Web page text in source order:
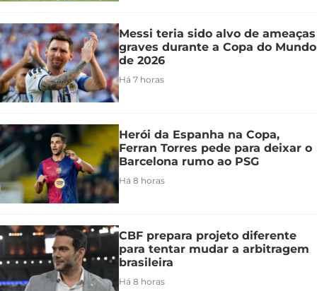
Messi teria sido alvo de ameaças
graves durante a Copa do Mundo
de 2026
Há 7 horas
Herói da Espanha na Copa,
Ferran Torres pede para deixar o
Barcelona rumo ao PSG
Há 8 horas
CBF prepara projeto diferente
para tentar mudar a arbitragem
brasileira
Há 8 horas